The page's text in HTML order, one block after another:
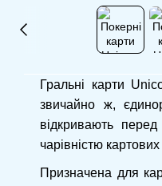
Гральні карти
звичайно ж,
відкривають
чарівністю
Призначена для